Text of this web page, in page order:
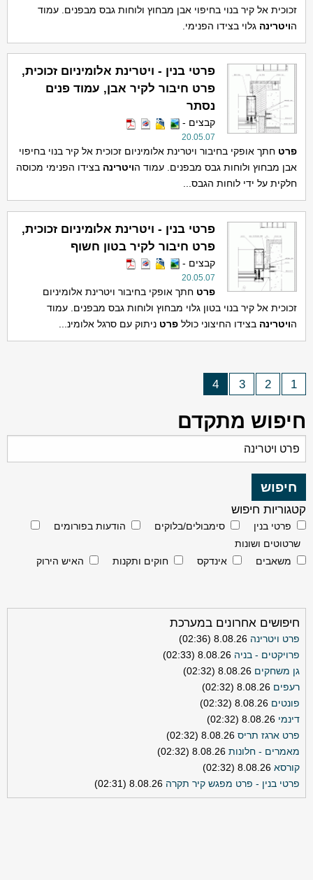
זכוכית אל קיר בנוי בחיפוי אבן מבחוץ ולוחות גבס מבפנים. עמוד
הויטרינה גלוי בצידו הפנימי.
פרטי בנין - ויטרינת אלומיניום זכוכית,
פרט חיבור לקיר אבן, עמוד פנים
נסתר
קבצים -
20.05.07
פרט חתך אופקי בחיבור ויטרינת אלומיניום זכוכית אל קיר בנוי בחיפוי
אבן מבחוץ ולוחות גבס מבפנים. עמוד הויטרינה בצידו הפנימי מכוסה
חלקית על ידי לוחות הגבס...
פרטי בנין - ויטרינת אלומיניום זכוכית,
פרט חיבור לקיר בטון חשוף
קבצים -
20.05.07
פרט חתך אופקי בחיבור ויטרינת אלומיניום
זכוכית אל קיר בנוי בטון גלוי מבחוץ ולוחות גבס מבפנים. עמוד
הויטרינה בצידו החיצוני כולל פרט ניתוק עם סרגל אלומינ...
1
2
3
4
חיפוש מתקדם
קטגוריות חיפוש
פרטי בנין סימבולים/בלוקים
הודעות בפורומים
שרטוטים ושונות
משאבים
אינדקס חוקים ותקנות האיש הירוק
חיפושים אחרונים במערכת
פרט ויטרינה 8.08.26 (02:36)
פרויקטים - בניה 8.08.26 (02:33)
גן משחקים 8.08.26 (02:32)
רעפים 8.08.26 (02:32)
פונטים 8.08.26 (02:32)
דינמי 8.08.26 (02:32)
פרט ארגז תריס 8.08.26 (02:32)
מאמרים - חלונות 8.08.26 (02:32)
קורסא 8.08.26 (02:32)
פרטי בנין - פרט מפגש קיר תקרה 8.08.26 (02:31)